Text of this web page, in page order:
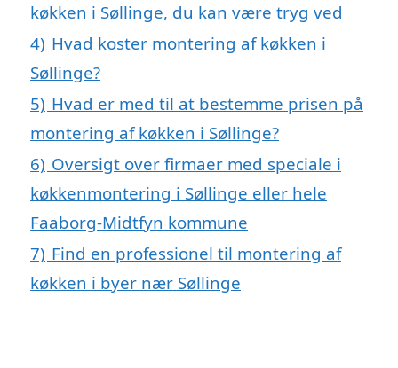
køkken i Søllinge, du kan være tryg ved
4) Hvad koster montering af køkken i
Søllinge?
5) Hvad er med til at bestemme prisen på
montering af køkken i Søllinge?
6) Oversigt over firmaer med speciale i
køkkenmontering i Søllinge eller hele
Faaborg-Midtfyn kommune
7) Find en professionel til montering af
køkken i byer nær Søllinge